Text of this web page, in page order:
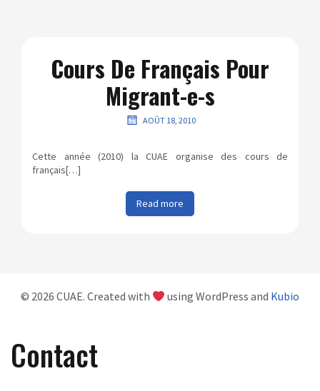
Cours De Français Pour
Migrant-e-s
AOÛT 18, 2010
Cette année (2010) la CUAE organise des cours de
français[…]
Read more
© 2026 CUAE. Created with using WordPress and Kubio
Contact